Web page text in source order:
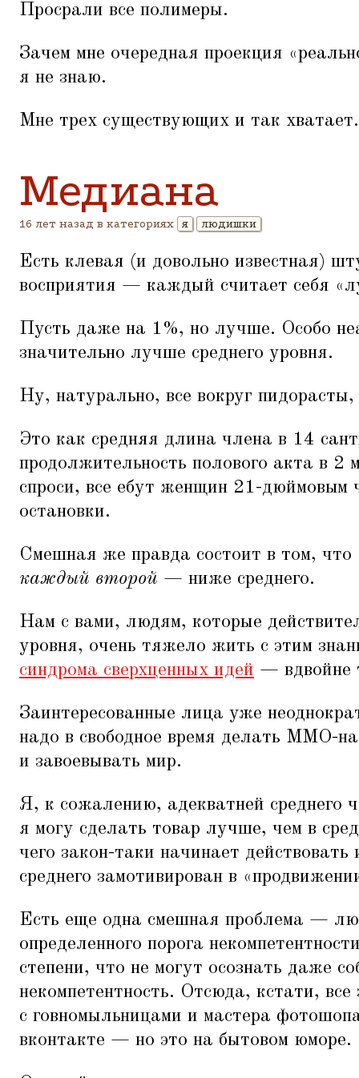
Просрали все полимеры.
Зачем мне очередная проекция «
я не знаю.
Мне трех существующих и так хватает.
Медиана
16 лет назад в категориях я людишки
Есть клевая (и довольно известная)
восприятия — каждый считает себя «
Пусть даже на 1%, но лучше. Особо
значительно лучше среднего уровня.
Ну, натурально, все вокруг
Это как средняя длина члена в 14
продолжительность полового акта в 2
спроси, все ебут женщин 21-дюймовым
остановки.
Смешная же правда состоит в том, что
каждый второй — ниже среднего.
Нам с вами, людям, которые
уровня, очень тяжело жить с этим
синдрома сверхценных идей — вдвойне
Заинтересованные лица уже
надо в свободное время делать ММО-
и завоевывать мир.
Я, к сожалению, адекватней среднего
я могу сделать товар лучше, чем в
чего закон-таки начинает
среднего замотивирован в «
Есть еще одна смешная проблема —
определенного порога
степени, что не могут осознать даже
некомпетентность. Отсюда, кстати,
с говномыльницами и мастера
вконтакте — но это на бытовом юморе.